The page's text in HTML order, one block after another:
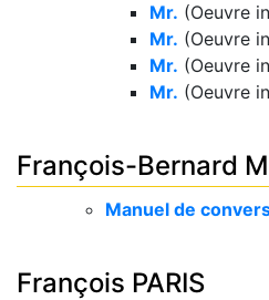
Mr. (Oeuvre
Mr. (Oeuvre
Mr. (Oeuvre
Mr. (Oeuvre
François-Bernard
Manuel de
François PARIS